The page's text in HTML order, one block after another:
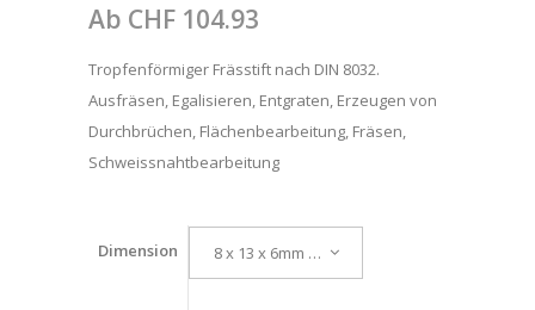
Ab CHF 104.93
Tropfenförmiger Frässtift nach DIN 8032.
Ausfräsen, Egalisieren, Entgraten, Erzeugen von
Durchbrüchen, Flächenbearbeitung, Fräsen,
Schweissnahtbearbeitung
Dimension 8 x 13 x 6mm / INOX